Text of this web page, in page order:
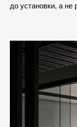
до установки, а